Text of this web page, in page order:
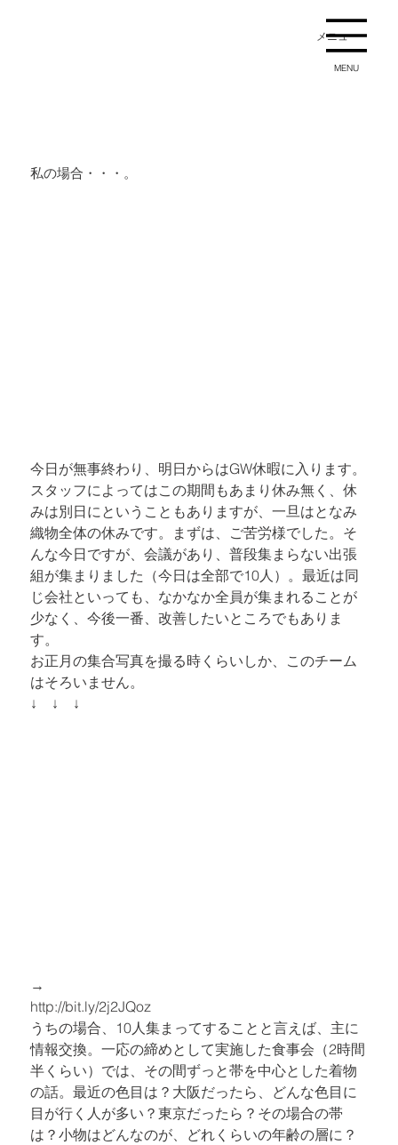
メニュー
MENU
私の場合・・・。
今日が無事終わり、明日からはGW休暇に入ります。
スタッフによってはこの期間もあまり休み無く、休
みは別日にということもありますが、一旦はとなみ
織物全体の休みです。まずは、ご苦労様でした。そ
んな今日ですが、会議があり、普段集まらない出張
組が集まりました（今日は全部で10人）。最近は同
じ会社といっても、なかなか全員が集まれることが
少なく、今後一番、改善したいところでもありま
す。
お正月の集合写真を撮る時くらいしか、このチーム
はそろいません。
↓　↓　↓
→
http://bit.ly/2j2JQoz
うちの場合、10人集まってすることと言えば、主に
情報交換。一応の締めとして実施した食事会（2時間
半くらい）では、その間ずっと帯を中心とした着物
の話。最近の色目は？大阪だったら、どんな色目に
目が行く人が多い？東京だったら？その場合の帯
は？小物はどんなのが、どれくらいの年齢の層に？